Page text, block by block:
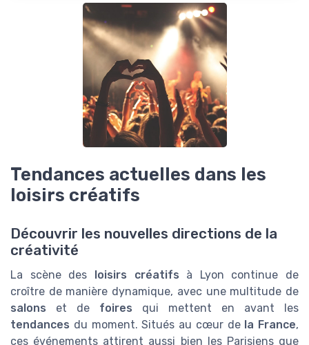
Tendances actuelles dans les
loisirs créatifs
Découvrir les nouvelles directions de la
créativité
La scène des loisirs créatifs à Lyon continue de
croître de manière dynamique, avec une multitude de
salons et de foires qui mettent en avant les
tendances du moment. Situés au cœur de la France,
ces événements attirent aussi bien les Parisiens que